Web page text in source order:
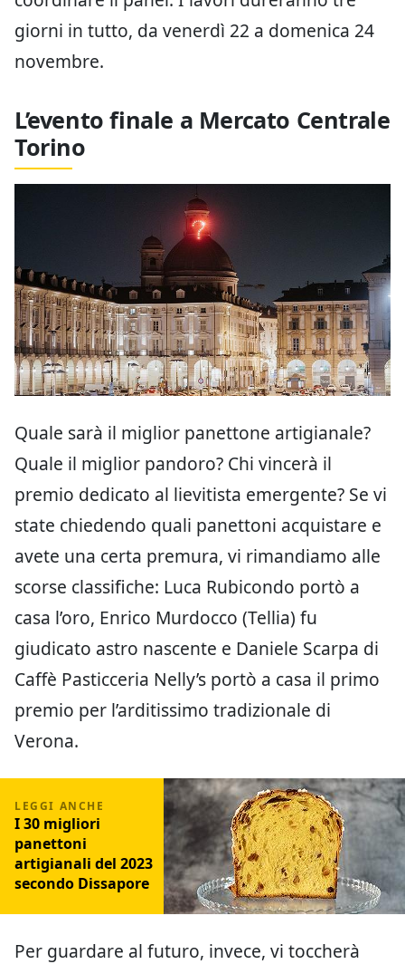
giorni in tutto, da venerdì 22 a domenica 24
novembre.
L’evento finale a Mercato Centrale
Torino
Quale sarà il miglior panettone artigianale?
Quale il miglior pandoro? Chi vincerà il
premio dedicato al lievitista emergente? Se vi
state chiedendo quali panettoni acquistare e
avete una certa premura, vi rimandiamo alle
scorse classifiche: Luca Rubicondo portò a
casa l’oro, Enrico Murdocco (Tellia) fu
giudicato astro nascente e Daniele Scarpa di
Caffè Pasticceria Nelly’s portò a casa il primo
premio per l’arditissimo tradizionale di
Verona.
I 30 migliori
panettoni
artigianali del 2023
secondo Dissapore
Per guardare al futuro, invece, vi toccherà